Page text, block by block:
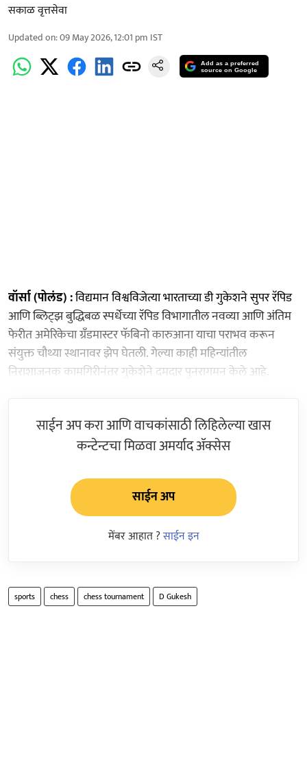
सकाळ वृत्तसेवा
Updated on:09 May 2026, 12:01 pm IST
Add as a preferred
source on Google
वॉर्सा (पोलंड) :विद्यमान विश्वविजेत्या भारताच्या डी गुकेशने सुपर रॅपिड
आणि ब्लिट्झ बुद्धिबळ स्पर्धेच्या रॅपिड विभागातील नवव्या आणि अंतिम
फेरीत अमेरिकेचा ग्रँडमास्टर फॅबिनो कारुआना याचा पराभव करून
संयुक्त चौथ्या स्थानावर झेप घेतली. गेल्या काही महिन्यांतील
निराशाजनक कामगिरीनंतर गुकेशेने दमदार पुनरागमन केले आहे.
साईन अप करा आणि वाचकांसाठी लिहिलेल्या खास
कन्टेन्टचा मिळवा अमर्याद ॲक्सेस
साईन अप
मेंबर आहात ?साईन इन
sports chess chess tournament D Gukesh